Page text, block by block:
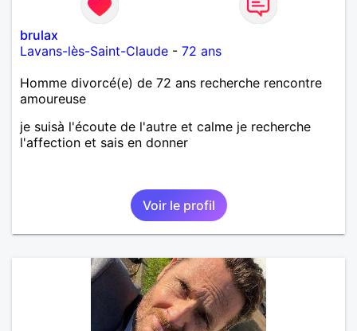
brulax
Lavans-lès-Saint-Claude - 72 ans
Homme divorcé(e) de 72 ans recherche rencontre
amoureuse
je suisà l'écoute de l'autre et calme je recherche
l'affection et sais en donner
Voir le profil